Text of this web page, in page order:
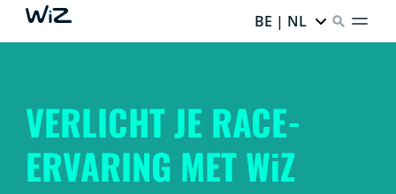
BE | NL
VERLICHT JE RACE-
ERVARING MET WiZ